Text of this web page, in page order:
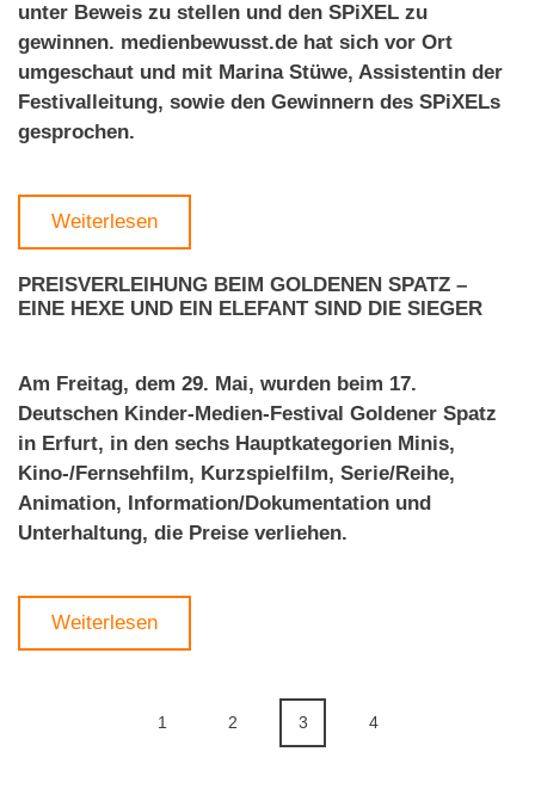
unter Beweis zu stellen und den SPiXEL zu
gewinnen. medienbewusst.de hat sich vor Ort
umgeschaut und mit Marina Stüwe, Assistentin der
Festivalleitung, sowie den Gewinnern des SPiXELs
gesprochen.
Weiterlesen
PREISVERLEIHUNG BEIM GOLDENEN SPATZ –
EINE HEXE UND EIN ELEFANT SIND DIE SIEGER
Am Freitag, dem 29. Mai, wurden beim 17.
Deutschen Kinder-Medien-Festival Goldener Spatz
in Erfurt, in den sechs Hauptkategorien Minis,
Kino-/Fernsehfilm, Kurzspielfilm, Serie/Reihe,
Animation, Information/Dokumentation und
Unterhaltung, die Preise verliehen.
Weiterlesen
1 2 3 4